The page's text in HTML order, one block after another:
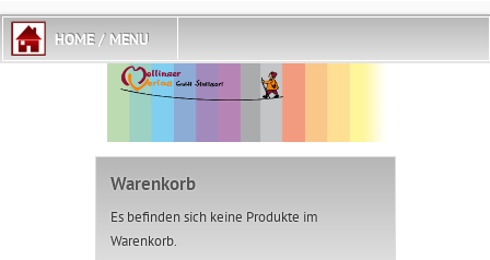
Warenkorb
Es befinden sich keine Produkte im
Warenkorb.